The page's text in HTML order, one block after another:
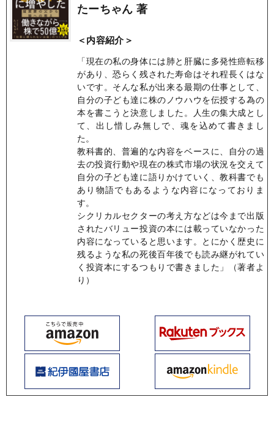
たーちゃん 著
＜内容紹介＞
「現在の私の身体には肺と肝臓に多発性癌転移
があり、恐らく残された寿命はそれ程長くはな
いです。そんな私が出来る最期の仕事として、
自分の子ども達に株のノウハウを伝授する為の
本を書こうと決意しました。人生の集大成とし
て、出し惜しみ無しで、魂を込めて書きまし
た。
教科書的、普遍的な内容をベースに、自分の過
去の投資行動や現在の株式市場の状況を交えて
自分の子ども達に語りかけていく、教科書でも
あり物語でもあるような内容になっておりま
す。
シクリカルセクターの考え方などは今まで出版
されたバリュー投資の本には載っていなかった
内容になっていると思います。とにかく歴史に
残るような私の死後百年後でも読み継がれてい
く投資本にするつもりで書きました」（著者よ
り）